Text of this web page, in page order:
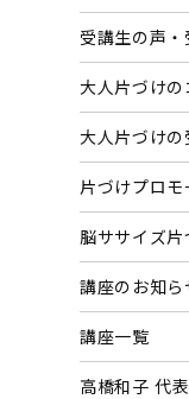
受講生の声・
大人片づけの
大人片づけの
片づけプロ
脳ササイズ片
講座のお知ら
講座一覧
高橋和子 代